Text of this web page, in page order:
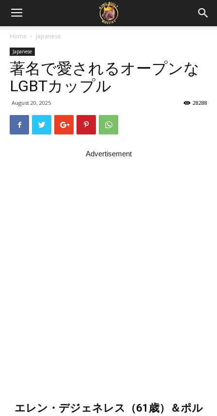
Home Japanese
Japanese
著名で愛されるオープンな
LGBTカップル
August 20, 2025 28288
Advertisement
エレン・デジェネレス（61歳）＆ポル